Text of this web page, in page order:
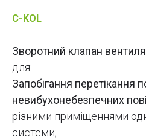
C-KOL
Зворотний клапан
для:
Запобігання перетікання
невибухонебезпечних
різними приміщеннями
системи;